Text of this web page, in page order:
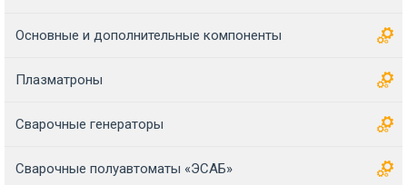
Основные и дополнительные компоненты
Плазматроны
Сварочные генераторы
Сварочные полуавтоматы «ЭСАБ»